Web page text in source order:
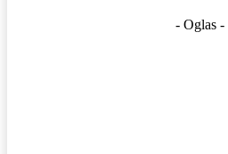
- Oglas -